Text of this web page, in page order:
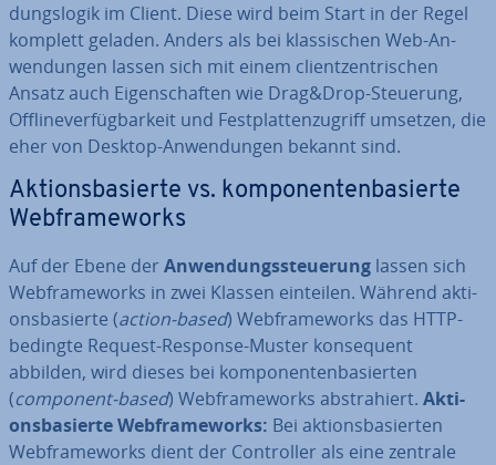
dungs­lo­gik im Client. Diese wird beim Start in der Regel
komplett geladen. Anders als bei klas­si­schen Web-An­
wen­dun­gen lassen sich mit einem cli­ent­zen­tri­schen
Ansatz auch Ei­gen­schaf­ten wie Drag&Drop-Steuerung,
Off­lin­ever­füg­bar­keit und Fest­plat­ten­zu­griff umsetzen, die
eher von Desktop-An­wen­dun­gen bekannt sind.
Ak­ti­ons­ba­sier­te vs. kom­po­nen­ten­ba­sier­te
Web­frame­works
Auf der Ebene der An­wen­dungs­steue­rung lassen sich
Web­frame­works in zwei Klassen einteilen. Während ak­ti­
ons­ba­sier­te (action-based) Web­frame­works das HTTP-
bedingte Request-Response-Muster kon­se­quent
abbilden, wird dieses bei kom­po­nen­ten­ba­sier­ten
(component-based) Web­frame­works abs­tra­hiert. Ak­ti­
ons­ba­sier­te Web­frame­works: Bei ak­ti­ons­ba­sier­ten
Web­frame­works dient der Con­trol­ler als eine zentrale